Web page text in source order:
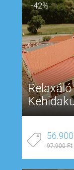
-42%
97.900 Ft